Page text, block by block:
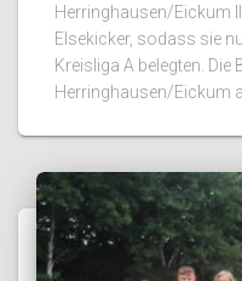
Herringhausen/Eickum
Elsekicker, sodass sie
Kreisliga A belegten. Die
Herringhausen/Eickum